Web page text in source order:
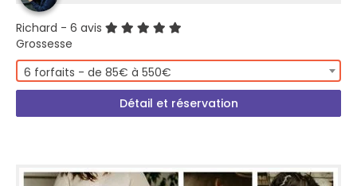
Richard - 6 avis
Grossesse
6 forfaits - de 85€ à 550€
Détail et réservation